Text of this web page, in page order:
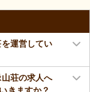
運営してい
山荘の求人へ